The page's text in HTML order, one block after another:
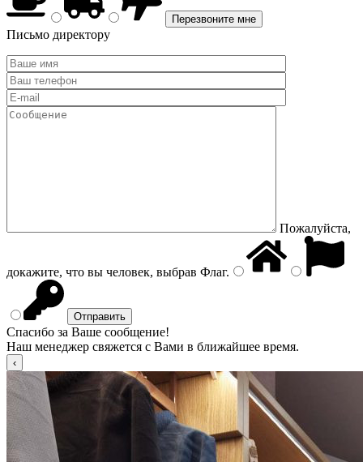
Письмо директору
Пожалуйста,
докажите, что вы человек, выбрав Флаг.
Спасибо за Ваше сообщение!
Наш менеджер свяжется с Вами в ближайшее время.